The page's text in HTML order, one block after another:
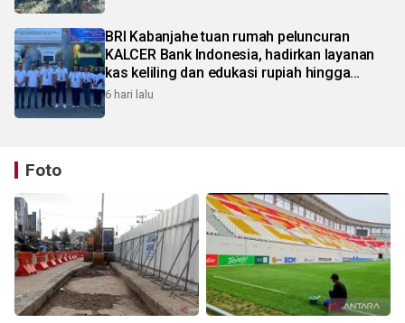
BRI Kabanjahe tuan rumah peluncuran
KALCER Bank Indonesia, hadirkan layanan
kas keliling dan edukasi rupiah hingga
pelosok Karo
6 hari lalu
Foto